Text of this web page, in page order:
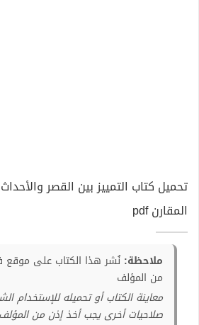
تحميل كتاب التمييز بين القصر
المقارن pdf
ملاحظة: نُشر هذا الكتاب على موقع
من المؤلف
معاينة الكتاب أو تحميله
صلاحيات أخرى يجب أخذ إذن من المؤلف